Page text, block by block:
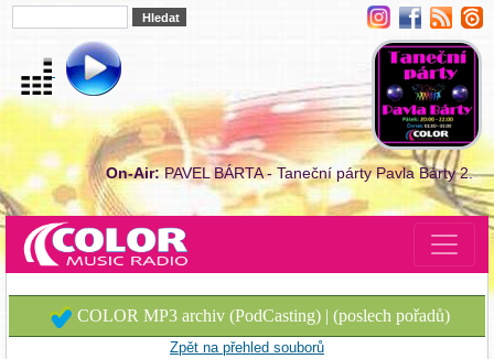
On-Air:PAVEL BÁRTA - Taneční párty Pavla Bárty 2.
COLOR MP3 archiv (PodCasting) | (poslech pořadů)
Zpět na přehled souborů